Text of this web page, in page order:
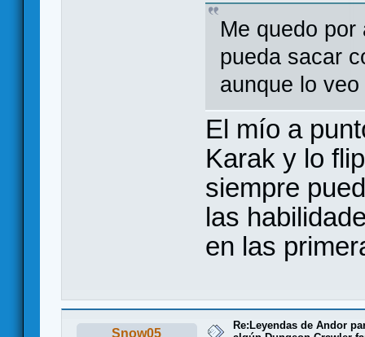
Me quedo
pueda sacar
aunque lo
El mío a
Karak y lo
siempre
las
en las
Snow05
Re:Leyendas de Andor